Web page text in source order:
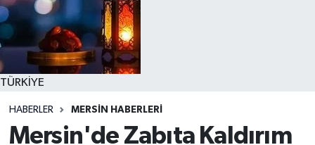
TÜRKİYE
HABERLER MERSİN HABERLERİ
Mersin'de Zabıta Kaldırım